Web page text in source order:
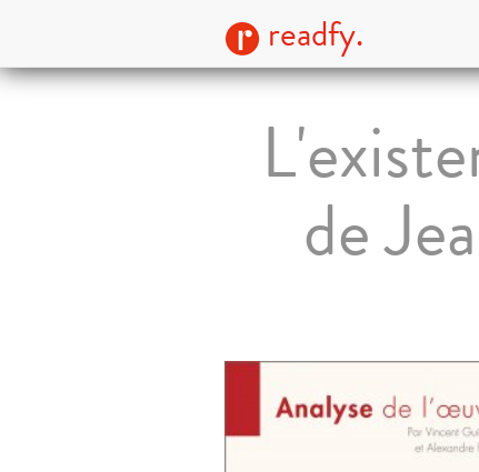
readfy.
de